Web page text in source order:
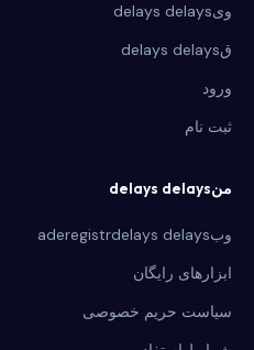
ویdelays delays
قdelays delays
ورود
ثبت نام
منdelays delays
وبaderegistrdelays delays
ابزارهای رایگان
سیاست حریم خصوصی